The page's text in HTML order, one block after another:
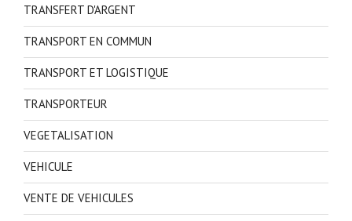
TRANSFERT D'ARGENT
TRANSPORT EN COMMUN
TRANSPORT ET LOGISTIQUE
TRANSPORTEUR
VEGETALISATION
VEHICULE
VENTE DE VEHICULES